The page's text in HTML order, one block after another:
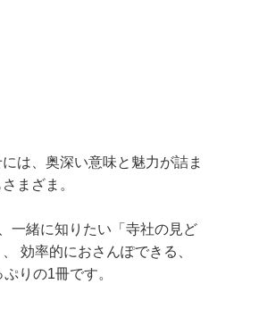
は、奥深い意味と魅力が詰ま
まざま。
一緒に知りたい「寺社の見ど
効率的におさんぽできる、
りの1冊です。